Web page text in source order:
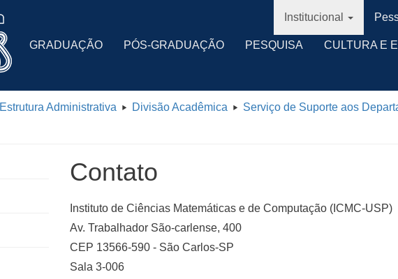
GRADUAÇÃO PÓS-GRADUAÇÃO PESQUISA CULTURA E
Institucional
Estrutura Administrativa Divisão Acadêmica Serviço de Suporte aos
Contato
Instituto de Ciências Matemáticas e de Computação (ICMC-USP)
Av. Trabalhador São-carlense, 400
CEP 13566-590 - São Carlos-SP
Sala 3-006